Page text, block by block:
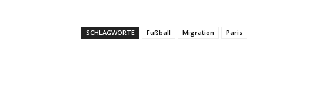
SCHLAGWORTE Fußball Migration Paris